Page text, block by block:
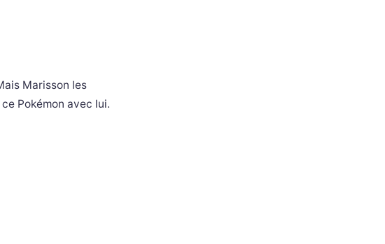
Marisson les
Pokémon avec lui.